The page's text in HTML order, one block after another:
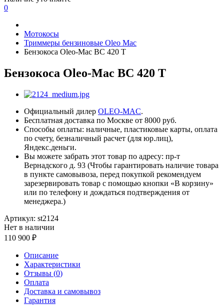
0
Мотокосы
Триммеры бензиновые Oleo Mac
Бензокоса Oleo-Mac BC 420 T
Бензокоса Oleo-Mac BC 420 T
Официальный дилер OLEO-MAC.
Бесплатная доставка по Москве от 8000 руб.
Способы оплаты: наличные, пластиковые карты, оплата
по счету, безналичный расчет (для юр.лиц),
Яндекс.деньги.
Вы можете забрать этот товар по адресу: пр-т
Вернадского д. 93 (Чтобы гарантировать наличие товара
в пункте самовывоза, перед покупкой рекомендуем
зарезервировать товар с помощью кнопки «В корзину»
или по телефону и дождаться подтверждения от
менеджера.)
Артикул: st2124
Нет в наличии
110 900
Описание
Характеристики
Отзывы (0)
Оплата
Доставка и самовывоз
Гарантия